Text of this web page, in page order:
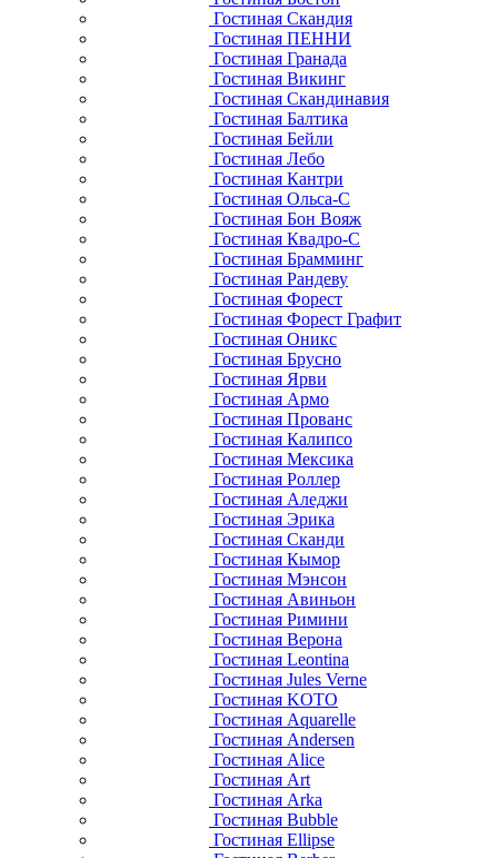
Гостиная Скандия
Гостиная ПЕННИ
Гостиная Гранада
Гостиная Викинг
Гостиная Скандинавия
Гостиная Балтика
Гостиная Бейли
Гостиная Лебо
Гостиная Кантри
Гостиная Ольса-С
Гостиная Бон Вояж
Гостиная Квадро-С
Гостиная Брамминг
Гостиная Рандеву
Гостиная Форест
Гостиная Форест Графит
Гостиная Оникс
Гостиная Брусно
Гостиная Ярви
Гостиная Армо
Гостиная Прованс
Гостиная Калипсо
Гостиная Мексика
Гостиная Роллер
Гостиная Аледжи
Гостиная Эрика
Гостиная Сканди
Гостиная Кымор
Гостиная Мэнсон
Гостиная Авиньон
Гостиная Римини
Гостиная Верона
Гостиная Leontina
Гостиная Jules Verne
Гостиная KOTO
Гостиная Aquarelle
Гостиная Andersen
Гостиная Alice
Гостиная Art
Гостиная Arka
Гостиная Bubble
Гостиная Ellipse